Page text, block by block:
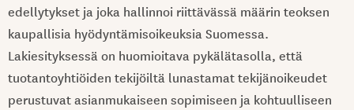
edellytykset ja joka hallinnoi riittävässä määrin teoksen
kaupallisia hyödyntämisoikeuksia Suomessa.
Lakiesityksessä on huomioitava pykälätasolla, että
tuotantoyhtiöiden tekijöiltä lunastamat tekijänoikeudet
perustuvat asianmukaiseen sopimiseen ja kohtuulliseen